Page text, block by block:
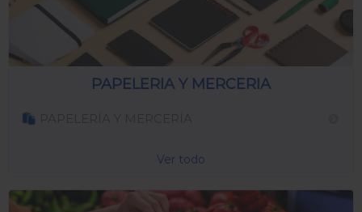
PAPELERIA Y MERCERIA
Ver todo